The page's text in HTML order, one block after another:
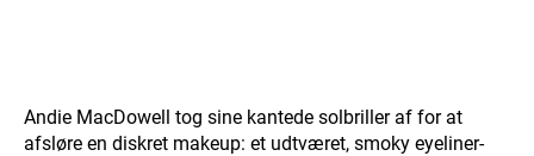
Andie MacDowell tog sine kantede solbriller af for at
afsløre en diskret makeup: et udtværet, smoky eyeliner-